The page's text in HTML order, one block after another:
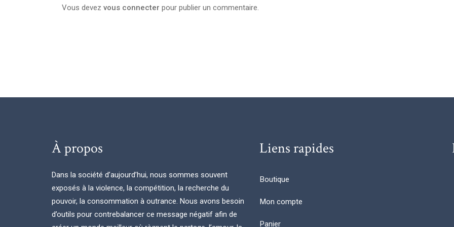
Vous devez vous connecter pour publier un commentaire.
À propos
Dans la société d’aujourd’hui, nous sommes souvent
exposés à la violence, la compétition, la recherche du
pouvoir, la consommation à outrance. Nous avons besoin
d’outils pour contrebalancer ce message négatif afin de
Liens rapides
Boutique
Mon compte
Panier